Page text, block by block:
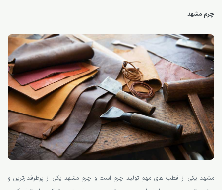
چرم مشهد
مشهد یکی از قطب های مهم تولید چرم است و چرم مشهد یکی از پرطرفدارترین و